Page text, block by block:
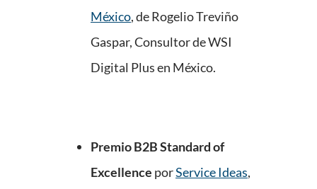
México,de Rogelio Treviño
Gaspar, Consultor de WSI
Digital Plus en México.
Premio B2B Standard of
Excellence porService Ideas,